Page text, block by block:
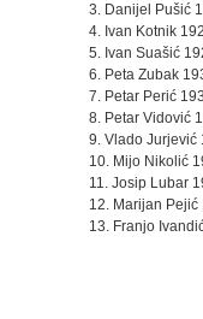
3. Danijel Pušić
4. Ivan Kotnik
5. Ivan Suašić
6. Peta Zubak
7. Petar Perić
8. Petar Vidović
9. Vlado Jurjević
10. Mijo Nikolić
11. Josip Lubar
12. Marijan Pejić
13. Franjo